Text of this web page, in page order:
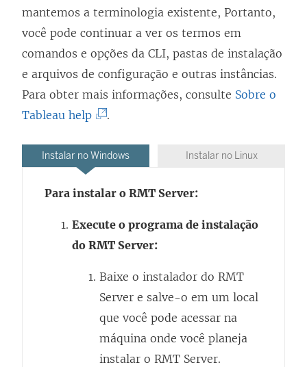
mantemos a terminologia existente, Portanto,
você pode continuar a ver os termos em
comandos e opções da CLI, pastas de instalação
e arquivos de configuração e outras instâncias.
Para obter mais informações, consulte Sobre o
Tableau help(
l
n
a
r
m
.
Instalar no Windows Instalar no Linux
Para instalar o RMT Server:
Execute o programa de instalação
do RMT Server:
Baixe o instalador do RMT
Server e salve-o em um local
que você pode acessar na
máquina onde você planeja
instalar o RMT Server.